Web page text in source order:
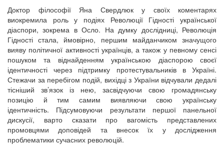
Доктор філософії Яна Свердлюк у своїх коментарях
виокремила роль у подіях Революції Гідності української
діаспори, зокрема в Осло. На думку дослідниці, Революція
Гідності стала, ймовірно, першим майданчиком значущого
вияву політичної активності українців, а також у певному сенсі
пошуком та віднайденням українською діаспорою своєї
ідентичності через підтримку протестувальників в Україні.
Стежачи за перебігом подій, вихідці з України відчували дедалі
тісніший зв’язок із нею, засвідчуючи свою громадянську
позицію й тим самим виявляючи свою українську
ідентичність. Підсумовуючи результати першої панельної
дискусії, варто сказати про вагомість представлених
промовцями доповідей та внесок їх у дослідження
проблематики сучасних революцій.